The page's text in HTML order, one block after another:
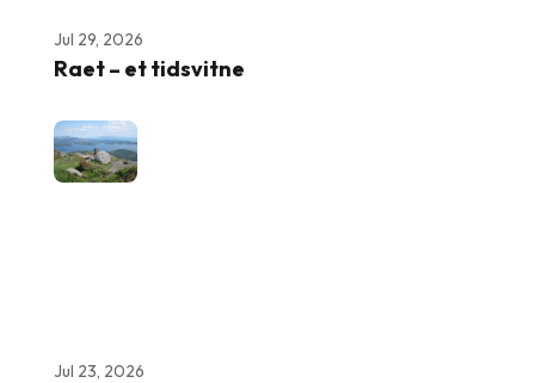
Jul 29, 2026
Raet – et tidsvitne
Jul 23, 2026